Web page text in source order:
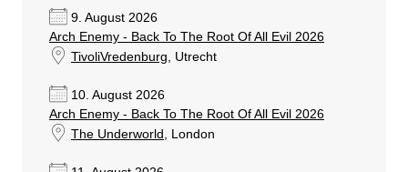
9. August 2026
Arch Enemy - Back To The Root Of All Evil 2026
TivoliVredenburg , Utrecht
10. August 2026
Arch Enemy - Back To The Root Of All Evil 2026
The Underworld , London